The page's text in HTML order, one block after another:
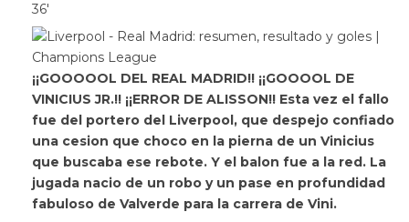
36′
¡¡GOOOOOL DEL REAL MADRID!! ¡¡GOOOOL DE
VINICIUS JR.!! ¡¡ERROR DE ALISSON!! Esta vez el fallo
fue del portero del Liverpool, que despejo confiado
una cesion que choco en la pierna de un Vinicius
que buscaba ese rebote. Y el balon fue a la red. La
jugada nacio de un robo y un pase en profundidad
fabuloso de Valverde para la carrera de Vini.